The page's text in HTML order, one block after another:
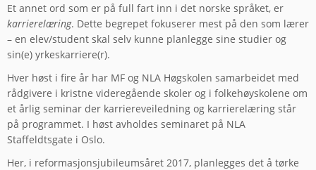
Et annet ord som er på full fart inn i det norske språket, er
karrierelæring. Dette begrepet fokuserer mest på den som lærer
– en elev/student skal selv kunne planlegge sine studier og
sin(e) yrkeskarriere(r).
Hver høst i fire år har MF og NLA Høgskolen samarbeidet med
rådgivere i kristne videregående skoler og i folkehøyskolene om
et årlig seminar der karriereveiledning og karrierelæring står
på programmet. I høst avholdes seminaret på NLA
Staffeldtsgate i Oslo.
Her, i reformasjonsjubileumsåret 2017, planlegges det å tørke